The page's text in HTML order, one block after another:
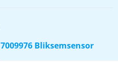
7009976 Bliksemsensor